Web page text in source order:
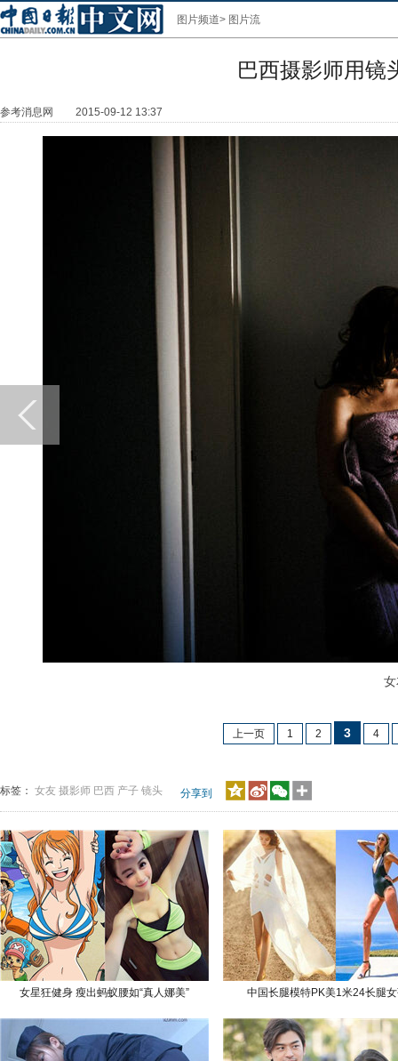
图片频道> 图片流
巴西摄影师用镜
参考消息网 2015-09-12 13:37
上一页 1 2 3 4
标签： 女友 摄影师 巴西 产子 镜头 分享到
女星狂健身 瘦出蚂蚁腰如“真人娜美” 中国长腿模特PK美1米24长腿